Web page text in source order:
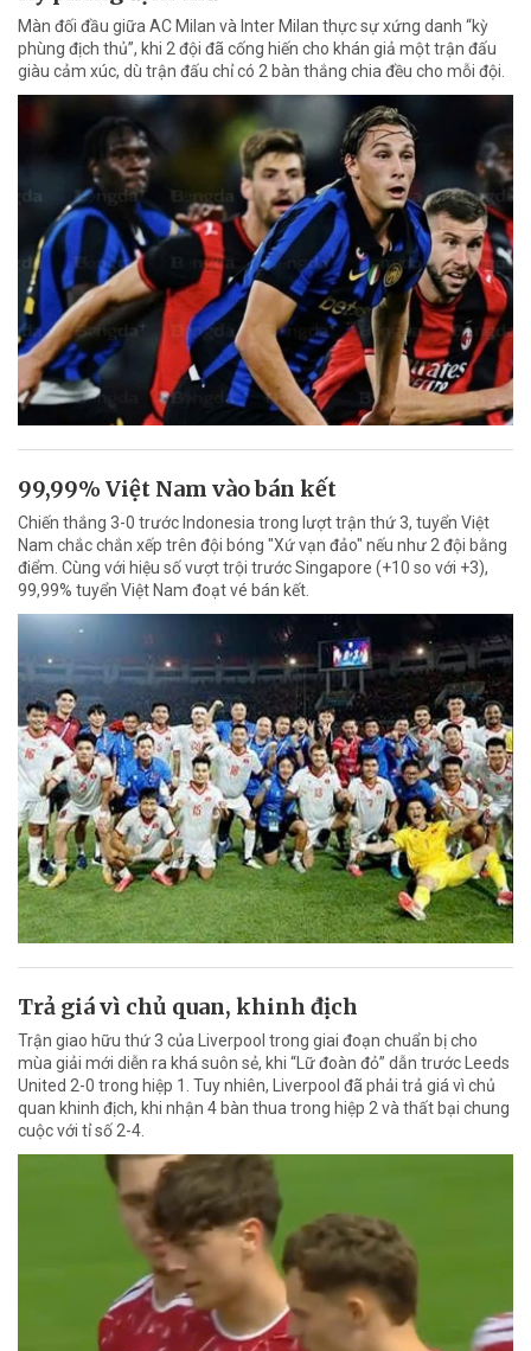
Màn đối đầu giữa AC Milan và Inter Milan thực sự xứng danh “kỳ
phùng địch thủ”, khi 2 đội đã cống hiến cho khán giả một trận đấu
giàu cảm xúc, dù trận đấu chỉ có 2 bàn thắng chia đều cho mỗi đội.
99,99% Việt Nam vào bán kết
Chiến thắng 3-0 trước Indonesia trong lượt trận thứ 3, tuyển Việt
Nam chắc chắn xếp trên đội bóng "Xứ vạn đảo" nếu như 2 đội bằng
điểm. Cùng với hiệu số vượt trội trước Singapore (+10 so với +3),
99,99% tuyển Việt Nam đoạt vé bán kết.
Trả giá vì chủ quan, khinh địch
Trận giao hữu thứ 3 của Liverpool trong giai đoạn chuẩn bị cho
mùa giải mới diễn ra khá suôn sẻ, khi “Lữ đoàn đỏ” dẫn trước Leeds
United 2-0 trong hiệp 1. Tuy nhiên, Liverpool đã phải trả giá vì chủ
quan khinh địch, khi nhận 4 bàn thua trong hiệp 2 và thất bại chung
cuộc với tỉ số 2-4.